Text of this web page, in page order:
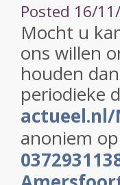
Posted 16/
Mocht u
ons willen
houden
periodieke
anoniem